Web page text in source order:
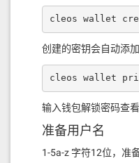
cleos wallet
创建的密钥会自动添
cleos wallet
输入钱包解锁密码查看
准备用户名
1-5a-z 字符12位，准